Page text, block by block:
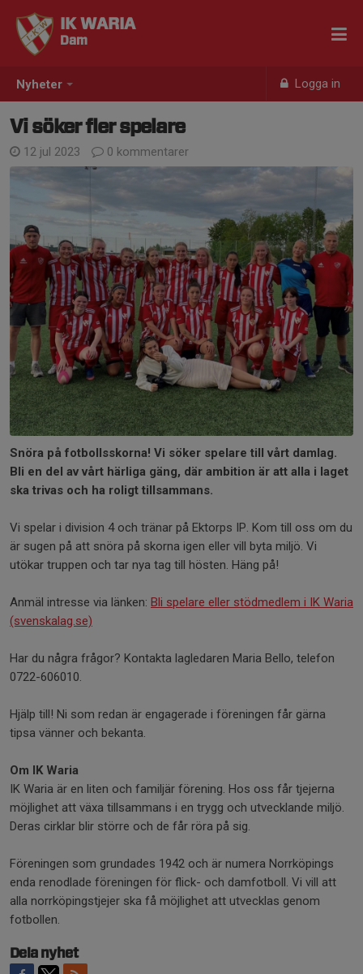
Nyheter Logga in
IK WARIA
Dam
Vi söker fler spelare
12 jul 2023 0 kommentarer
Snöra på fotbollsskorna! Vi söker spelare till vårt damlag.
Bli en del av vårt härliga gäng, där ambition är att alla i laget
ska trivas och ha roligt tillsammans.
Vi spelar i division 4 och tränar på Ektorps IP. Kom till oss om du
är sugen på att snöra på skorna igen eller vill byta miljö. Vi
utökar truppen och tar nya tag till hösten. Häng på!
Anmäl intresse via länken: Bli spelare eller stödmedlem i IK Waria
(svenskalag.se)
Har du några frågor? Kontakta lagledaren Maria Bello, telefon
0722-606010.
Hjälp till! Ni som redan är engagerade i föreningen får gärna
tipsa vänner och bekanta.
Om IK Waria
IK Waria är en liten och familjär förening. Hos oss får tjejerna
möjlighet att växa tillsammans i en trygg och utvecklande miljö.
Deras cirklar blir större och de får röra på sig.
Föreningen som grundades 1942 och är numera Norrköpings
enda renodlade föreningen för flick- och damfotboll. Vi vill att
alla norrköpingstjejer ska få möjlighet att utvecklas genom
fotbollen.
Dela nyhet